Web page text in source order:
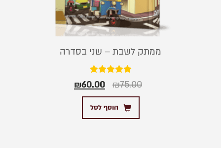
ממתק לשבת – שני בסדרה
דורג
5.00
מתוך 5
₪75.00
₪60.00
הוסף לסל